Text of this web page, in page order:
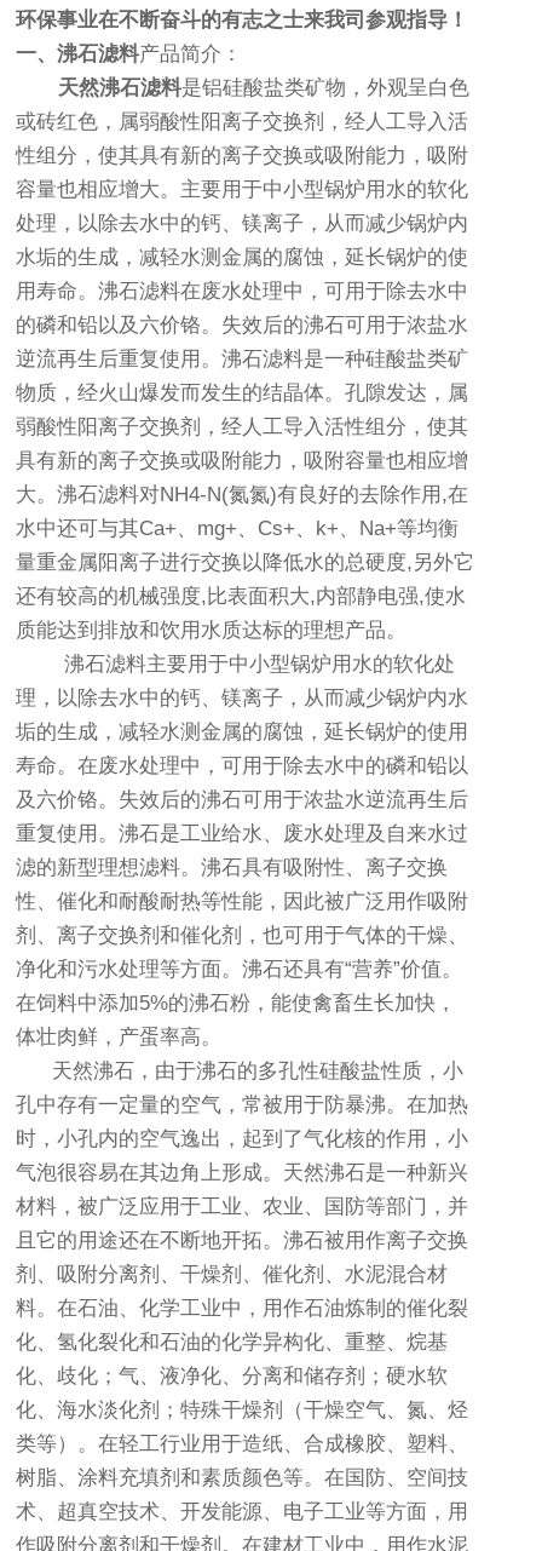
环保事业在不断奋斗的有志之士来我司参观指导！
一、沸石滤料产品简介：
天然沸石滤料是铝硅酸盐类矿物，外观呈白色
或砖红色，属弱酸性阳离子交换剂，经人工导入活
性组分，使其具有新的离子交换或吸附能力，吸附
容量也相应增大。主要用于中小型锅炉用水的软化
处理，以除去水中的钙、镁离子，从而减少锅炉内
水垢的生成，减轻水测金属的腐蚀，延长锅炉的使
用寿命。沸石滤料在废水处理中，可用于除去水中
的磷和铅以及六价铬。失效后的沸石可用于浓盐水
逆流再生后重复使用。沸石滤料是一种硅酸盐类矿
物质，经火山爆发而发生的结晶体。孔隙发达，属
弱酸性阳离子交换剂，经人工导入活性组分，使其
具有新的离子交换或吸附能力，吸附容量也相应增
大。沸石滤料对NH4-N(氮氮)有良好的去除作用,在
水中还可与其Ca+、mg+、Cs+、k+、Na+等均衡
量重金属阳离子进行交换以降低水的总硬度,另外它
还有较高的机械强度,比表面积大,内部静电强,使水
质能达到排放和饮用水质达标的理想产品。
沸石滤料主要用于中小型锅炉用水的软化处
理，以除去水中的钙、镁离子，从而减少锅炉内水
垢的生成，减轻水测金属的腐蚀，延长锅炉的使用
寿命。在废水处理中，可用于除去水中的磷和铅以
及六价铬。失效后的沸石可用于浓盐水逆流再生后
重复使用。沸石是工业给水、废水处理及自来水过
滤的新型理想滤料。沸石具有吸附性、离子交换
性、催化和耐酸耐热等性能，因此被广泛用作吸附
剂、离子交换剂和催化剂，也可用于气体的干燥、
净化和污水处理等方面。沸石还具有“营养”价值。
在饲料中添加5%的沸石粉，能使禽畜生长加快，
体壮肉鲜，产蛋率高。
天然沸石，由于沸石的多孔性硅酸盐性质，小
孔中存有一定量的空气，常被用于防暴沸。在加热
时，小孔内的空气逸出，起到了气化核的作用，小
气泡很容易在其边角上形成。 天然沸石是一种新兴
材料，被广泛应用于工业、农业、国防等部门，并
且它的用途还在不断地开拓。沸石被用作离子交换
剂、吸附分离剂、干燥剂、催化剂、水泥混合材
料。在石油、化学工业中，用作石油炼制的催化裂
化、氢化裂化和石油的化学异构化、重整、烷基
化、歧化；气、液净化、分离和储存剂；硬水软
化、海水淡化剂；特殊干燥剂（干燥空气、氮、烃
类等）。在轻工行业用于造纸、合成橡胶、塑料、
树脂、涂料充填剂和素质颜色等。在国防、空间技
术、超真空技术、开发能源、电子工业等方面，用
作吸附分离剂和干燥剂。在建材工业中，用作水泥